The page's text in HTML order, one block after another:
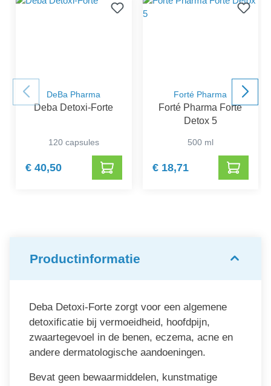
DeBa Pharma
Deba Detoxi-Forte
120 capsules
€ 40,50
Forté Pharma
Forté Pharma Forte
Detox 5
500 ml
€ 18,71
Productinformatie
Deba Detoxi-Forte zorgt voor een algemene
detoxificatie bij vermoeidheid, hoofdpijn,
zwaartegevoel in de benen, eczema, acne en
andere dermatologische aandoeningen.
Bevat geen bewaarmiddelen, kunstmatige